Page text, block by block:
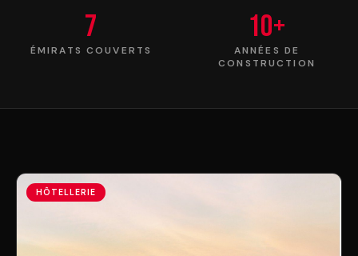
7
ÉMIRATS COUVERTS
10+
ANNÉES DE
CONSTRUCTION
HÔTELLERIE